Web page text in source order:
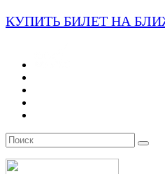
КУПИТЬ БИЛЕТ НА